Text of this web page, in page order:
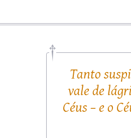
Tanto
vale de
Céus – e o